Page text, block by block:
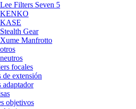
Filters Seven 5
Gear
Manfrotto
focales
extensión
objetivos